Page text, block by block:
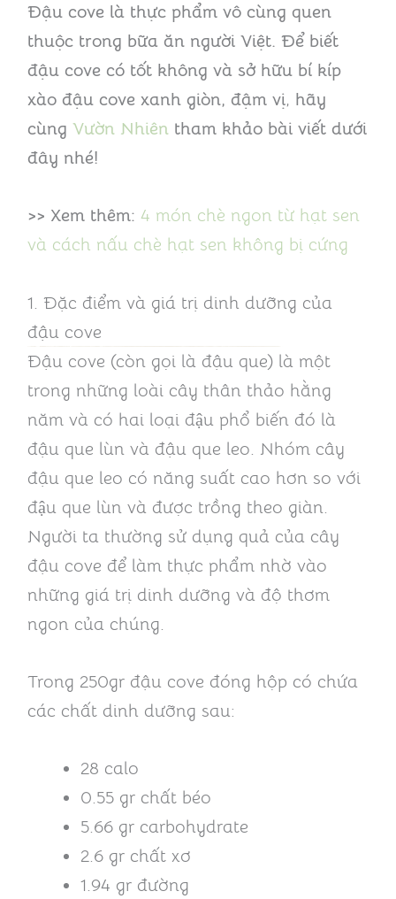
Đậu cove là thực phẩm vô cùng quen
thuộc trong bữa ăn người Việt. Để biết
đậu cove có tốt không và sở hữu bí kíp
xào đậu cove xanh giòn, đậm vị, hãy
cùng Vườn Nhiên tham khảo bài viết dưới
đây nhé!
>> Xem thêm: 4 món chè ngon từ hạt sen
và cách nấu chè hạt sen không bị cứng
1. Đặc điểm và giá trị dinh dưỡng của
đậu cove
Đậu cove (còn gọi là đậu que) là một
trong những loài cây thân thảo hằng
năm và có hai loại đậu phổ biến đó là
đậu que lùn và đậu que leo. Nhóm cây
đậu que leo có năng suất cao hơn so với
đậu que lùn và được trồng theo giàn.
Người ta thường sử dụng quả của cây
đậu cove để làm thực phẩm nhờ vào
những giá trị dinh dưỡng và độ thơm
ngon của chúng.
Trong 250gr đậu cove đóng hộp có chứa
các chất dinh dưỡng sau:
28 calo
0.55 gr chất béo
5.66 gr carbohydrate
2.6 gr chất xơ
1.94 gr đường